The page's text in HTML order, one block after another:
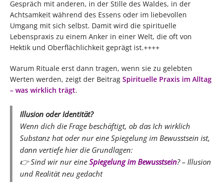
Gespräch mit anderen, in der Stille des Waldes, in der
Achtsamkeit während des Essens oder im liebevollen
Umgang mit sich selbst. Damit wird die spirituelle
Lebenspraxis zu einem Anker in einer Welt, die oft von
Hektik und Oberflächlichkeit geprägt ist.++++
Warum Rituale erst dann tragen, wenn sie zu gelebten
Werten werden, zeigt der Beitrag Spirituelle Praxis im Alltag
– was wirklich trägt.
Illusion oder Identität?
Wenn dich die Frage beschäftigt, ob das Ich wirklich
Substanz hat oder nur eine Spiegelung im Bewusstsein ist,
dann vertiefe hier die Grundlagen:
👉Sind wir nur eine Spiegelung im Bewusstsein? – Illusion
und Realität neu gedacht